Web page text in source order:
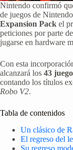
Nintendo confirmó
de juegos de
Expansion Pack el
peticiones por parte
jugarse en hardware
Con esta
alcanzará los 43
contando los títulos
Robo V2.
Tabla de contenidos
Un clásico de
El regreso del
Su regreso